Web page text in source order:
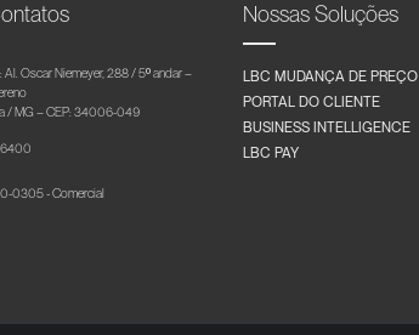
Al. Oscar Niemeyer, 288 / 5º andar –
/ MG – CEP: 34006-049
6400
0305 - Comercial
Nossas Soluções
LBC MUDANÇA DE PREÇO
PORTAL DO CLIENTE
BUSINESS INTELLIGENCE
LBC PAY